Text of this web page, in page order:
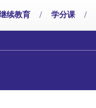
续教育 / 学分课 /